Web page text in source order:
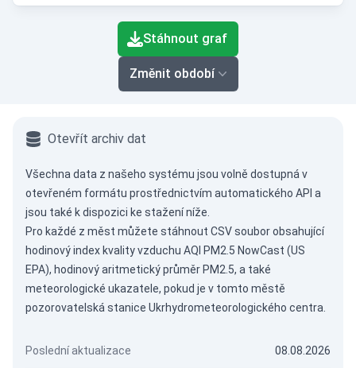
End of interactive chart.
Stáhnout graf
Změnit období
Otevřít archiv dat
Všechna data z našeho systému jsou volně dostupná v
otevřeném formátu prostřednictvím automatického API a
jsou také k dispozici ke stažení níže.
Pro každé z měst můžete stáhnout CSV soubor obsahující
hodinový index kvality vzduchu AQI PM2.5 NowCast (US
EPA), hodinový aritmetický průměr PM2.5, a také
meteorologické ukazatele, pokud je v tomto městě
pozorovatelská stanice Ukrhydrometeorologického centra.
Poslední aktualizace 08.08.2026